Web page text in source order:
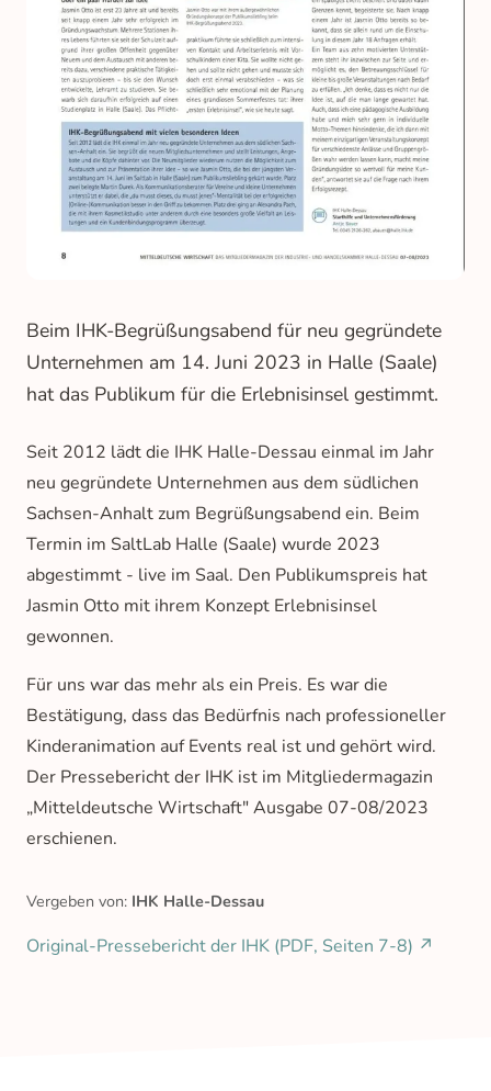
Beim IHK-Begrüßungsabend für neu gegründete
Unternehmen am 14. Juni 2023 in Halle (Saale)
hat das Publikum für die Erlebnisinsel gestimmt.
Seit 2012 lädt die IHK Halle-Dessau einmal im Jahr
neu gegründete Unternehmen aus dem südlichen
Sachsen-Anhalt zum Begrüßungsabend ein. Beim
Termin im SaltLab Halle (Saale) wurde 2023
abgestimmt - live im Saal. Den Publikumspreis hat
Jasmin Otto mit ihrem Konzept Erlebnisinsel
gewonnen.
Für uns war das mehr als ein Preis. Es war die
Bestätigung, dass das Bedürfnis nach professioneller
Kinderanimation auf Events real ist und gehört wird.
Der Pressebericht der IHK ist im Mitgliedermagazin
„Mitteldeutsche Wirtschaft" Ausgabe 07-08/2023
erschienen.
Vergeben von: IHK Halle-Dessau
Original-Pressebericht der IHK (PDF, Seiten 7-8) ↗